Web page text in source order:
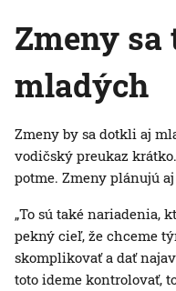
Zmeny
mladých
Zmeny by sa dotkli aj
vodičský preukaz
potme. Zmeny plánujú
„To sú také nariadenia,
pekný cieľ, že chceme
skomplikovať a dať
toto ideme kontrolovať,